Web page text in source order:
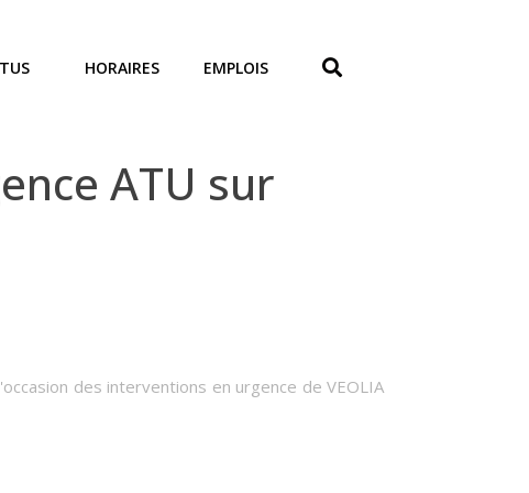
HORAIRES EMPLOIS
ATU sur
des interventions en urgence de VEOLIA